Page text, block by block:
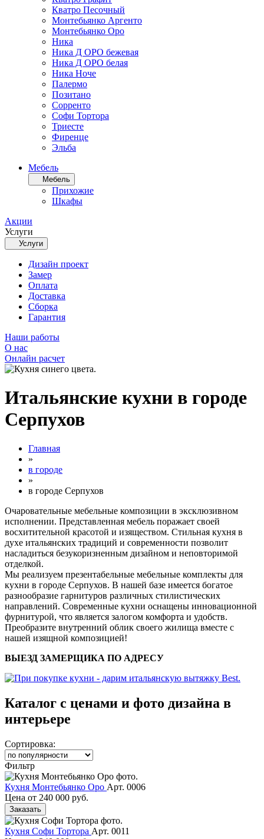
Кватро Песочный
Монтебьянко Аргенто
Монтебьянко Оро
Ника
Ника Д ОРО бежевая
Ника Д ОРО белая
Ника Ноче
Палермо
Позитано
Сорренто
Софи Тортора
Триесте
Фиренце
Эльба
Мебель
Мебель
Прихожие
Шкафы
Акции
Услуги
Услуги
Дизайн проект
Замер
Оплата
Доставка
Сборка
Гарантия
Наши работы
О нас
Онлайн расчет
Итальянские кухни в городе
Серпухов
Главная
»
в городе
»
в городе Серпухов
Очаровательные мебельные композиции в эксклюзивном
исполнении. Представленная мебель поражает своей
восхитительной красотой и изяществом. Стильная кухня в
духе итальянских традиций и современности позволит
насладиться безукоризненным дизайном и неповторимой
отделкой.
Мы реализуем презентабельные мебельные комплекты для
кухни в городе Серпухов. В нашей базе имеется богатое
разнообразие гарнитуров различных стилистических
направлений. Современные кухни оснащены инновационной
фурнитурой, что является залогом комфорта и удобств.
Преобразите внутренний облик своего жилища вместе с
нашей изящной композицией!
ВЫЕЗД ЗАМЕРЩИКА ПО АДРЕСУ
Каталог с ценами и фото дизайна в
интерьере
Сортировка:
Фильтр
Кухня Монтебьянко Оро Арт. 0006
Цена от 240 000 руб.
Заказать
Кухня Софи Тортора Арт. 0011